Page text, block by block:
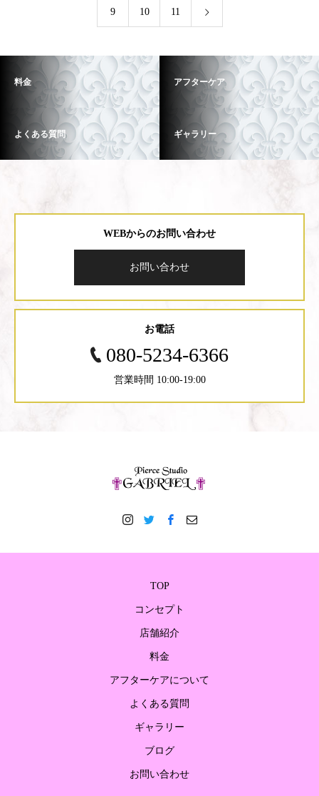
9 10 11
料金 アフターケア
よくある質問 ギャラリー
WEBからのお問い合わせ
お問い合わせ
お電話
080-5234-6366
営業時間 10:00-19:00
TOP
コンセプト
店舗紹介
料金
アフターケアについて
よくある質問
ギャラリー
ブログ
お問い合わせ